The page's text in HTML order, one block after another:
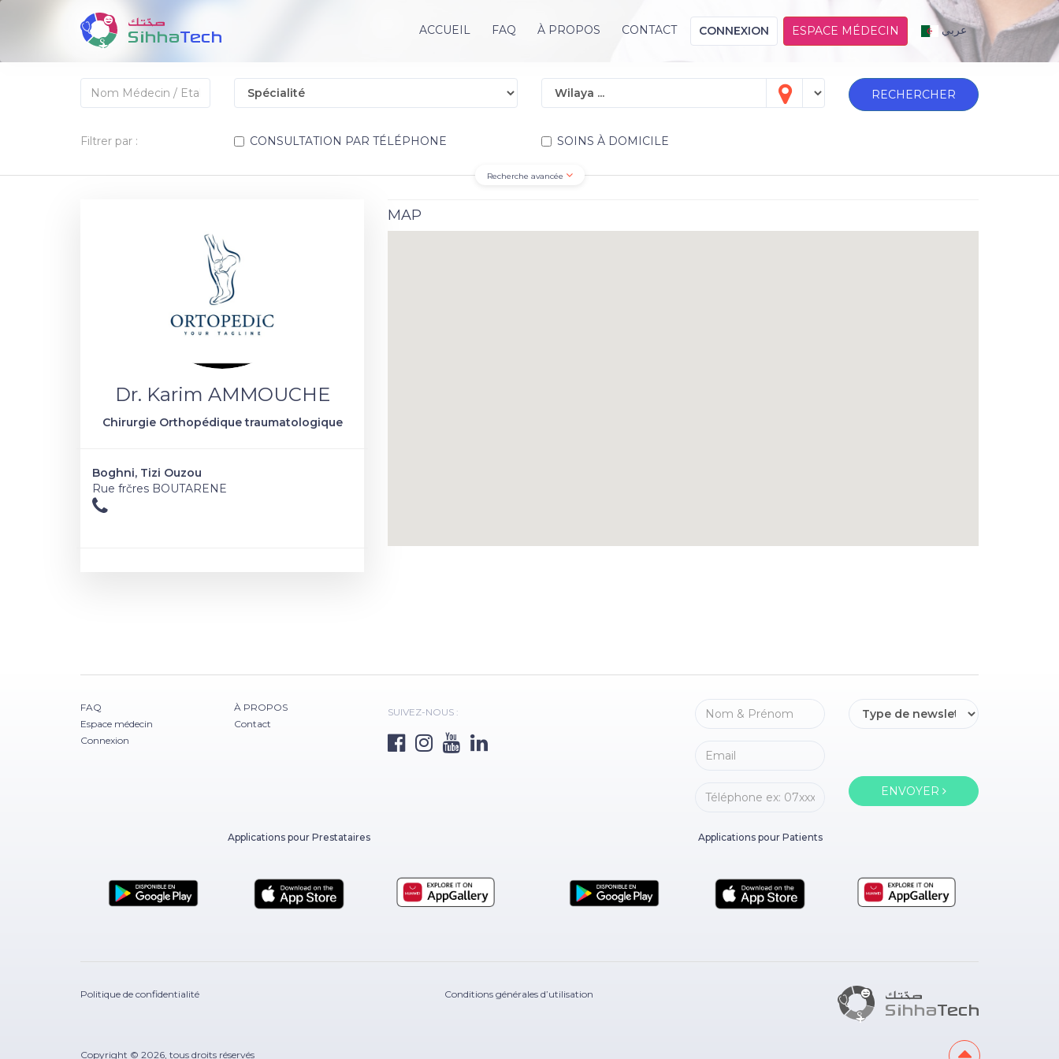
ACCUEIL FAQ À PROPOS CONTACT CONNEXION ESPACE MÉDECIN عربي
RECHERCHER
Filtrer par : CONSULTATION PAR TÉLÉPHONE SOINS À DOMICILE
Recherche avancée
Dr. Karim AMMOUCHE
Chirurgie Orthopédique traumatologique
Boghni, Tizi Ouzou
Rue frčres BOUTARENE
MAP
FAQ
Espace médecin
Connexion
À PROPOS
Contact
SUIVEZ-NOUS :
ENVOYER
Applications pour Prestataires Applications pour Patients
Politique de confidentialité Conditions générales d’utilisation
Copyright © 2026, tous droits réservés